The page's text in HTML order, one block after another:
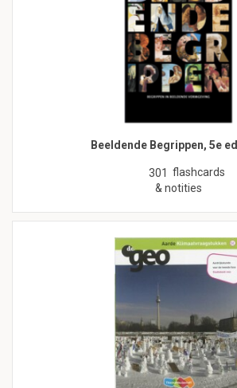
Beeldende Begrippen, 5e
301 flashcards
& notities